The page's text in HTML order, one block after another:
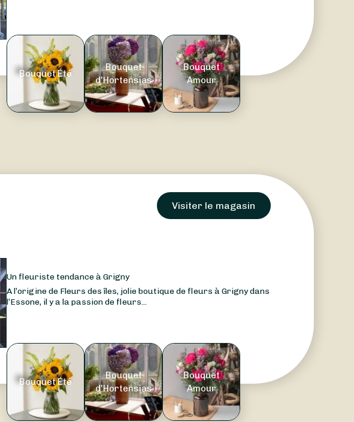
Bouquet Été
Bouquet
d'Hortensias
Bouquet
Amour
Visiter le magasin
Un fleuriste tendance à Grigny
A l’origine de Fleurs des îles, jolie boutique de fleurs à Grigny dans
l’Essone, il y a la passion de fleurs...
Bouquet Été
Bouquet
d'Hortensias
Bouquet
Amour